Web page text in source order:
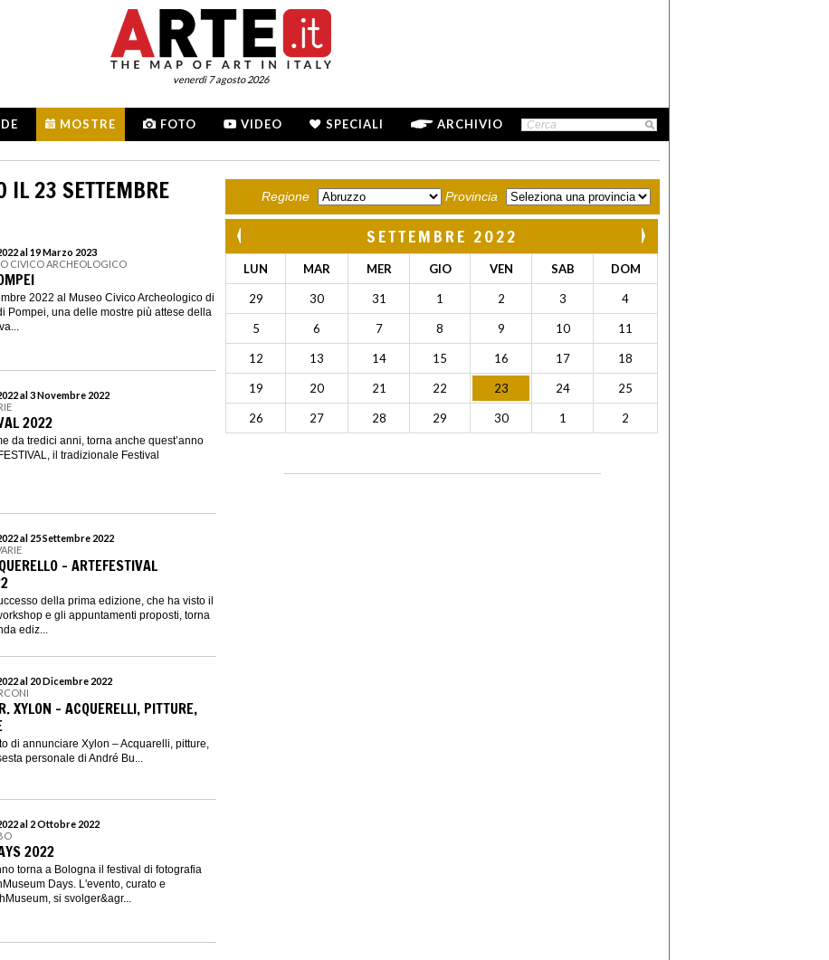
venerdì 7 agosto 2026
MOSTRE FOTO VIDEO SPECIALI ARCHIVIO
IL 23 SETTEMBRE
al 19 Marzo 2023
CIVICO ARCHEOLOGICO
2022 al Museo Civico Archeologico di
Pompei, una delle mostre più attese della
al 3 Novembre 2022
2022
da tredici anni, torna anche quest’anno
il tradizionale Festival
al 25 Settembre 2022
- ARTEFESTIVAL
della prima edizione, che ha visto il
e gli appuntamenti proposti, torna
ediz...
al 20 Dicembre 2022
XYLON - ACQUERELLI, PITTURE,
di annunciare Xylon – Acquarelli, pitture,
personale di André Bu...
al 2 Ottobre 2022
2022
torna a Bologna il festival di fotografia
Days. L'evento, curato e
si svolger&agr...
Regione Provincia
SETTEMBRE 2022
LUN MAR MER GIO VEN SAB DOM
29 30 31 1 2 3 4
5 6 7 8 9 10 11
12 13 14 15 16 17 18
19 20 21 22 23 24 25
26 27 28 29 30 1 2